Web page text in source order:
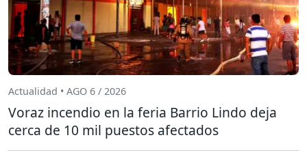
Actualidad • AGO 6 / 2026
Voraz incendio en la feria Barrio Lindo deja
cerca de 10 mil puestos afectados